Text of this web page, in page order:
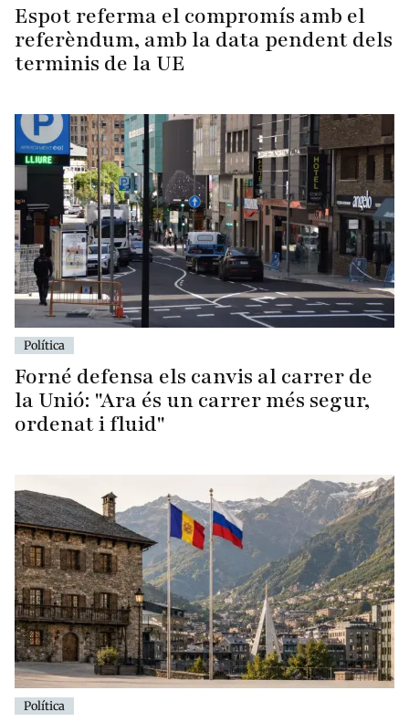
Espot referma el compromís amb el
referèndum, amb la data pendent dels
terminis de la UE
Política
Forné defensa els canvis al carrer de
la Unió: "Ara és un carrer més segur,
ordenat i fluid"
Política